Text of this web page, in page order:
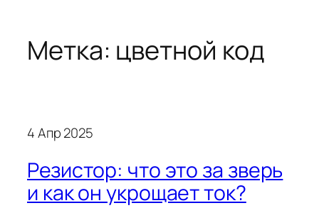
Метка: цветной код
4 Апр 2025
Резистор: что это за зверь
и как он укрощает ток?